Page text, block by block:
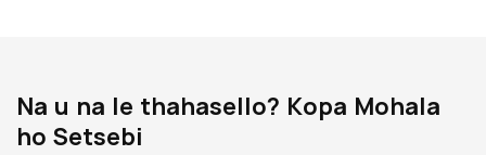
Na u na le thahasello? Kopa Mohala
ho Setsebi